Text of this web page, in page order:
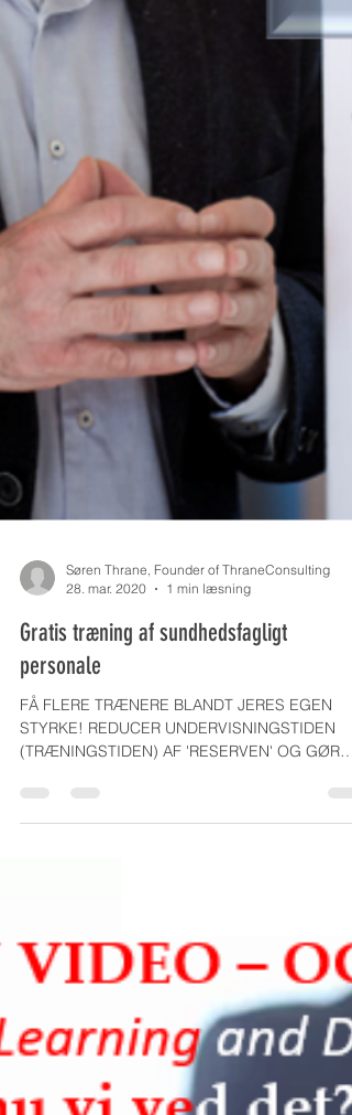
28. mar. 2020
1 min læsning
Gratis træning af sundhedsfagligt
personale
FÅ FLERE TRÆNERE BLANDT JERES EGEN
STYRKE! REDUCER UNDERVISNINGSTIDEN
(TRÆNINGSTIDEN) AF 'RESERVEN' OG GØR